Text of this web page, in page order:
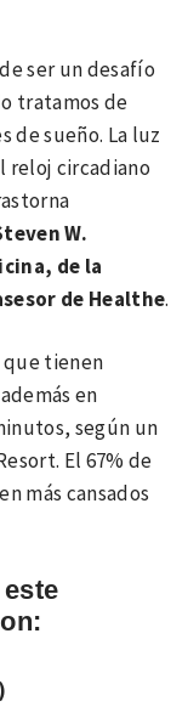
ser un desafío
tratamos de
de sueño. La luz
reloj circadiano
W.
de la
de Healthe.
que tienen
en
según un
El 67% de
más cansados